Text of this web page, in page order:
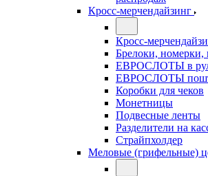
Кросс-мерчендайзинг
Кросс-
Брелоки, номерки,
ЕВРОСЛОТЫ в
ЕВРОСЛОТЫ
Коробки для чеков
Монетницы
Подвесные ленты
Разделители на
Страйпхолдер
Меловые (грифельные)